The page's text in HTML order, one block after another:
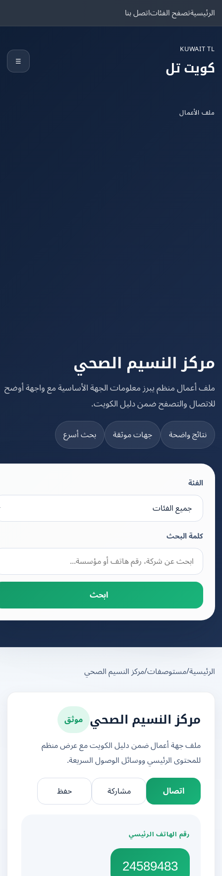
تصفح الفئاتاتصل بنا
تل
النسيم الصحي
منظم يبرز معلومات الجهة الأساسية مع واجهة أوضح
والتصفح ضمن دليل الكويت.
واضحة جهات موثقة بحث أسرع
كلمة البحث
ابحث
/مستوصفات/مركز النسيم الصحي
مركز النسيم الصحي موثق
ملف جهة أعمال ضمن دليل الكويت مع عرض منظم
للمحتوى الرئيسي ووسائل الوصول السريعة.
اتصال
مشاركة
رقم الهاتف الرئيسي
24589483